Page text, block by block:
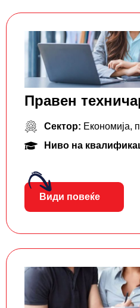
Правен
Сектор: Економија,
Ниво на
Види повеќе